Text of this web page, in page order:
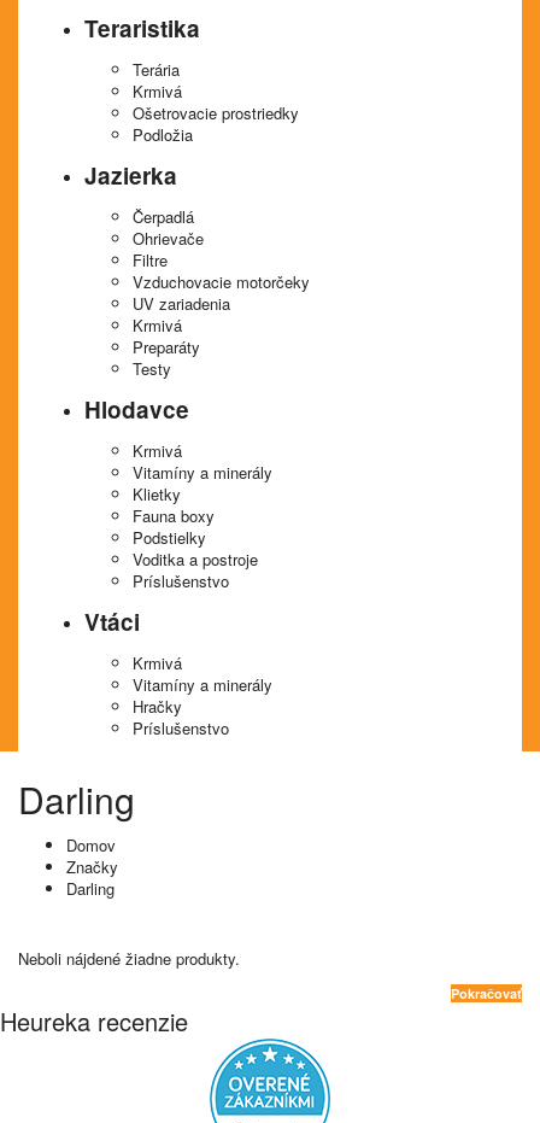
Teraristika
Terária
Krmivá
Ošetrovacie prostriedky
Podložia
Jazierka
Čerpadlá
Ohrievače
Filtre
Vzduchovacie motorčeky
UV zariadenia
Krmivá
Preparáty
Testy
Hlodavce
Krmivá
Vitamíny a minerály
Klietky
Fauna boxy
Podstielky
Voditka a postroje
Príslušenstvo
Vtáci
Krmivá
Vitamíny a minerály
Hračky
Príslušenstvo
Darling
Domov
Značky
Darling
Neboli nájdené žiadne produkty.
Pokračovať
Heureka recenzie